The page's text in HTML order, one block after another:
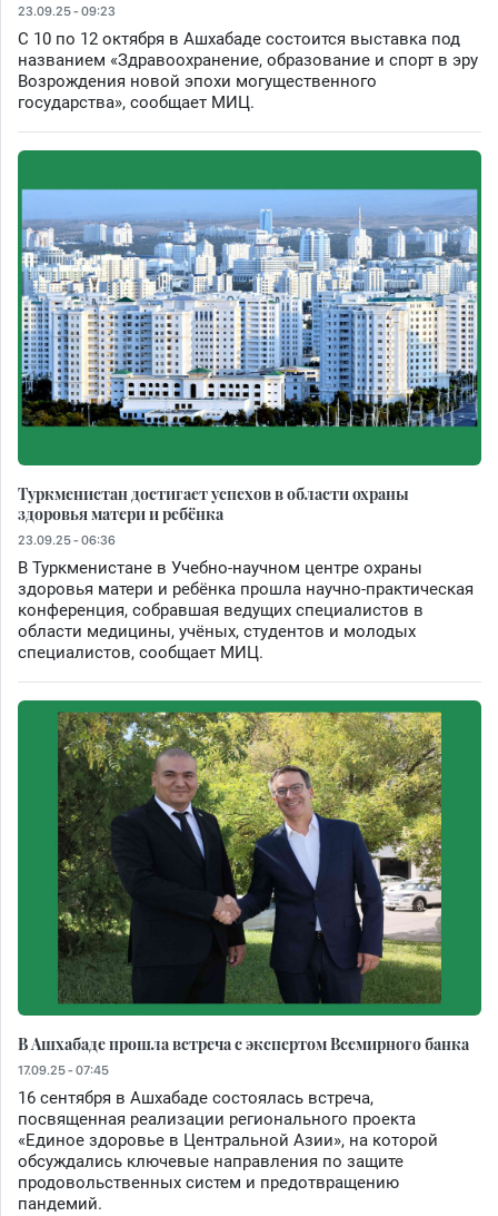
23.09.25 - 09:23
С 10 по 12 октября в Ашхабаде состоится выставка под
названием «Здравоохранение, образование и спорт в эру
Возрождения новой эпохи могущественного
государства», сообщает МИЦ.
Туркменистан достигает успехов в области охраны
здоровья матери и ребёнка
23.09.25 - 06:36
В Туркменистане в Учебно-научном центре охраны
здоровья матери и ребёнка прошла научно-практическая
конференция, собравшая ведущих специалистов в
области медицины, учёных, студентов и молодых
специалистов, сообщает МИЦ.
В Ашхабаде прошла встреча с экспертом Всемирного банка
17.09.25 - 07:45
16 сентября в Ашхабаде состоялась встреча,
посвященная реализации регионального проекта
«Единое здоровье в Центральной Азии», на которой
обсуждались ключевые направления по защите
продовольственных систем и предотвращению
пандемий.